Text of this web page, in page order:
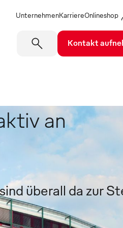
UnternehmenKarriereOnlineshop
Kontakt
an
überall da zur